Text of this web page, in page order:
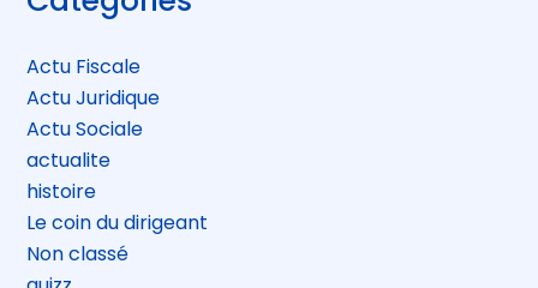
sidebar
Actu Fiscale
Actu Juridique
Actu Sociale
actualite
histoire
Le coin du dirigeant
Non classé